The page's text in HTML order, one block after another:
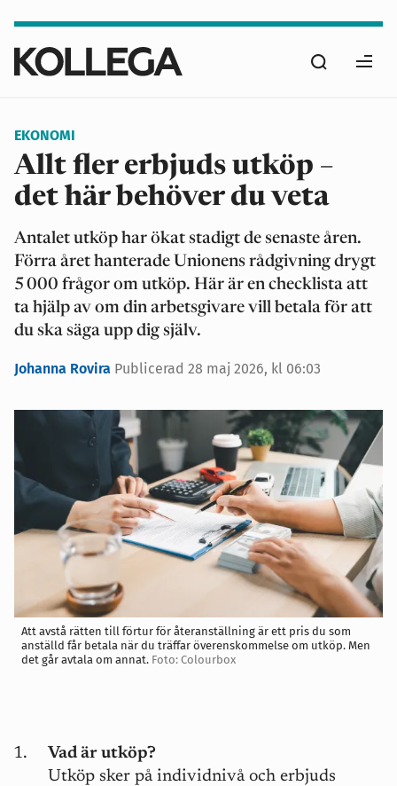
huvudinnehåll
Sök
EKONOMI
Allt fler erbjuds utköp –
det här behöver du veta
Antalet utköp har ökat stadigt de senaste åren.
Förra året hanterade Unionens rådgivning drygt
5 000 frågor om utköp. Här är en checklista att
ta hjälp av om din arbetsgivare vill betala för att
du ska säga upp dig själv.
Johanna Rovira Publicerad 28 maj 2026, kl 06:03
Att avstå rätten till förtur för återanställning är ett pris du som
anställd får betala när du träffar överenskommelse om utköp. Men
det går avtala om annat. Foto: Colourbox
Vad är utköp?
Utköp sker på individnivå och erbjuds